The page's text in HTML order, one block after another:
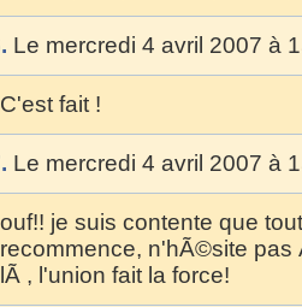
Le mercredi 4 avril 2007 à
C'est fait !
Le mercredi 4 avril 2007 à
ouf!! je suis contente que
recommence, n'hÃ©site
lÃ , l'union fait la force!